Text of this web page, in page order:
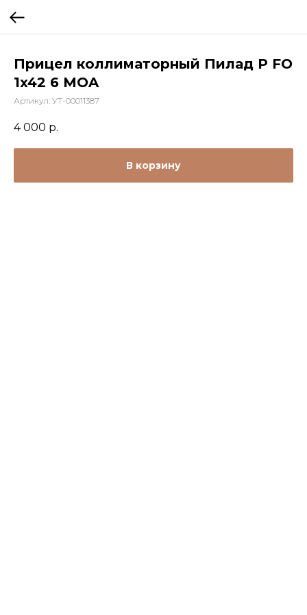
Прицел коллиматорный Пилад P FO
1x42 6 MOA
Артикул: УТ-00011387
4 000 р.
В корзину